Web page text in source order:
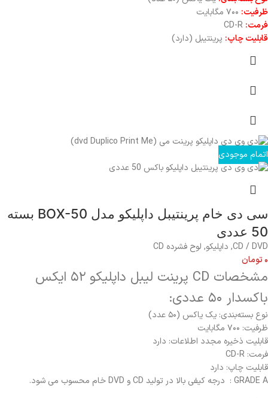
ظرفیت:
فرمت:
قابلیت چاپ: پرینتیبل (دارد)
اتمام موجودی
سی دی خام پرینتیبل داپلیکو مدل BOX-50 بسته
50 عددی
CD / DVD
, داپلیکو, لوح فشرده CD
۰تومان
مشخصات CD پرینت لیبل داپلیکو ۵۲ ایکس
باکسدار ۵۰ عددی:
نوع بسته‌بندی: یک یاکس (۵۰ عدد)
ظرفیت: ۷۰۰ مگابایت
قابلیت ذخیره مجدد اطلاعات: دارد
فرمت: CD-R
قابلیت چاپ: دارد
GRADE A : درجه کیفی بالا در تولید
CD و DVD خام محسوب می شود.